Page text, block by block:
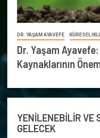
DR. YAŞAM AYAVEFE KÜRESEL
Dr. Yaşam
Kaynaklarının
YENİLENEBİLİR VE
GELECEK